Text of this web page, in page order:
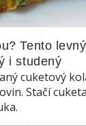
Tento
i studený
cuketový
Stačí